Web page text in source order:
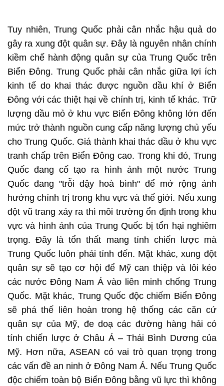
Tuy nhiên, Trung Quốc phải cân nhắc hậu quả do
gây ra xung đột quân sự. Đây là nguyên nhân chính
kiềm chế hành động quân sự của Trung Quốc trên
Biển Đông. Trung Quốc phải cân nhắc giữa lợi ích
kinh tế do khai thác được nguồn dầu khí ở Biển
Đông với các thiệt hại về chính trị, kinh tế khác. Trữ
lượng dầu mỏ ở khu vực Biển Đông không lớn đến
mức trở thành nguồn cung cấp năng lượng chủ yếu
cho Trung Quốc. Giá thành khai thác dầu ở khu vực
tranh chấp trên Biển Đông cao. Trong khi đó, Trung
Quốc đang cố tạo ra hình ảnh một nước Trung
Quốc đang "trỗi dậy hoà bình" để mở rộng ảnh
hưởng chính trị trong khu vực và thế giới. Nếu xung
đột vũ trang xảy ra thì môi trường ổn định trong khu
vực và hình ảnh của Trung Quốc bị tổn hại nghiêm
trọng. Đây là tổn thất mang tính chiến lược mà
Trung Quốc luôn phải tính đến. Mặt khác, xung đột
quân sự sẽ tạo cơ hội để Mỹ can thiệp và lôi kéo
các nước Đông Nam Á vào liên minh chống Trung
Quốc. Mặt khác, Trung Quốc độc chiếm Biển Đông
sẽ phá thế liên hoàn trong hệ thống các căn cứ
quân sự của Mỹ, đe doạ các đường hàng hải có
tính chiến lược ở Châu Á – Thái Bình Dương của
Mỹ. Hơn nữa, ASEAN có vai trò quan trọng trong
các vấn đề an ninh ở Đông Nam Á. Nếu Trung Quốc
độc chiếm toàn bộ Biển Đông bằng vũ lực thì không